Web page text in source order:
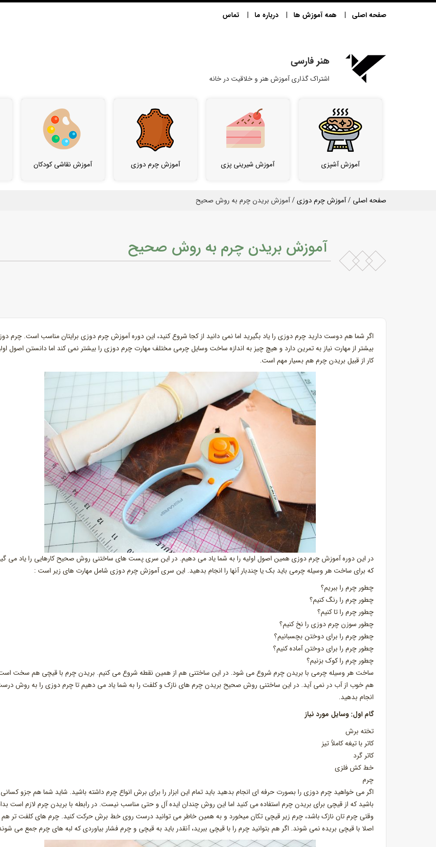
صفحه اصلی همه آموزش ها درباره ما تماس
هنر فارسی
اشتراک گذاری آموزش هنر و خلاقیت در خانه
آموزش آشپزی آموزش شیرینی پزی آموزش چرم دوزی آموزش نقاشی کودکان
صفحه اصلی /آموزش چرم دوزی/ آموزش بریدن چرم به روش صحیح
آموزش بریدن چرم به روش صحیح
اگر شما هم دوست دارید چرم دوزی را یاد بگیرید اما نمی دانید از کجا شروع کنید، این دوره آموزش چرم دوزی برایتان مناسب است. چرم
بیشتر از مهارت نیاز به تمرین دارد و هیچ چیز به اندازه ساخت وسایل چرمی مختلف مهارت چرم دوزی را بیشتر نمی کند اما دانستن اصول
کار از قبیل بریدن چرم هم بسیار مهم است.
در این دوره آموزش چرم دوزی همین اصول اولیه را به شما یاد می دهیم. در این سری پست های ساختنی روش صحیح کارهایی را یاد می
که برای ساخت هر وسیله چرمی باید بک یا چندبار آنها را انجام بدهید. این سری آموزش چرم دوزی شامل مهارت های زیر است :
چطور چرم را ببریم؟
چطور چرم را رنگ کنیم؟
چطور چرم را تا کنیم؟
چطور سوزن چرم دوزی را نخ کنیم؟
چطور چرم را برای دوختن بچسبانیم؟
چطور چرم را برای دوختن آماده کنیم؟
چطور چرم را کوک بزنیم؟
ساخت هر وسیله چرمی با بریدن چرم شروع می شود. در این ساختنی هم از همین نقطه شروع می کنیم. بریدن چرم با قیچی هم سخت
هم خوب از آب در نمی آید. در این ساختنی روش صحیح بریدن چرم های نازک و کلفت را به شما یاد می دهیم تا چرم دوزی را به روش
انجام بدهید.
گام اول: وسایل مورد نیاز
تخته برش
کاتر با تیغه کاملاً تیز
کاتر گرد
خط کش فلزی
چرم
اگر می خواهید چرم دوزی را بصورت حرفه ای انجام بدهید باید تمام این ابزار را برای برش انواع چرم داشته باشید. شاید شما هم جزو کسانی
باشید که از قیچی برای بریدن چرم استفاده می کنید اما این روش چندان ایده آل و حتی مناسب نیست. در رابطه با بریدن چرم لازم است
وقتی چرم تان نازک باشد، چرم زیر قیچی تکان میخورد و به همین خاطر می توانید درست روی خط برش حرکت کنید. چرم های کلفت تر هم
اصلا با قیچی بریده نمی شوند. اگر هم بتوانید چرم را با قیچی ببرید، آنقدر باید به قیچی و چرم فشار بیاوردی که لبه های چرم جمع می